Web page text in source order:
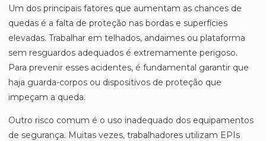
Um dos principais fatores que aumentam as chances de
quedas é a falta de proteção nas bordas e superfícies
elevadas. Trabalhar em telhados, andaimes ou plataforma
sem resguardos adequados é extremamente perigoso.
Para prevenir esses acidentes, é fundamental garantir que
haja guarda-corpos ou dispositivos de proteção que
impeçam a queda.
Outro risco comum é o uso inadequado dos equipamentos
de segurança. Muitas vezes, trabalhadores utilizam EPIs